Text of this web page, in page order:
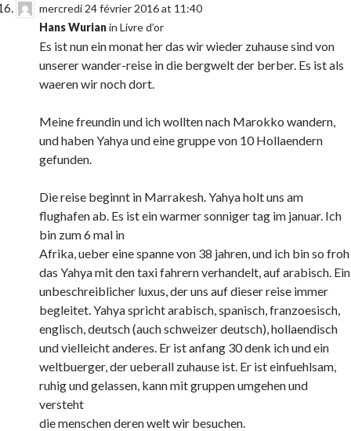
mercredi 24 février 2016 at 11:40
Hans Wurianin Livre d’or
Es ist nun ein monat her das wir wieder zuhause sind von
unserer wander-reise in die bergwelt der berber. Es ist als
waeren wir noch dort.
Meine freundin und ich wollten nach Marokko wandern,
und haben Yahya und eine gruppe von 10 Hollaendern
gefunden.
Die reise beginnt in Marrakesh. Yahya holt uns am
flughafen ab. Es ist ein warmer sonniger tag im januar. Ich
bin zum 6 mal in
Afrika, ueber eine spanne von 38 jahren, und ich bin so froh
das Yahya mit den taxi fahrern verhandelt, auf arabisch. Ein
unbeschreiblicher luxus, der uns auf dieser reise immer
begleitet. Yahya spricht arabisch, spanisch, franzoesisch,
englisch, deutsch (auch schweizer deutsch), hollaendisch
und vielleicht anderes. Er ist anfang 30 denk ich und ein
weltbuerger, der ueberall zuhause ist. Er ist einfuehlsam,
ruhig und gelassen, kann mit gruppen umgehen und
versteht
die menschen deren welt wir besuchen.